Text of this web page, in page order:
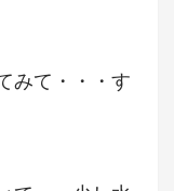
みて・・・す